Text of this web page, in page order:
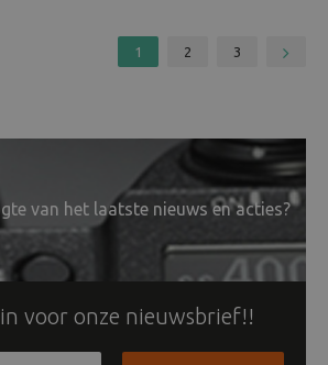
1 2 3
van het laatste nieuws en acties?
voor onze nieuwsbrief!!